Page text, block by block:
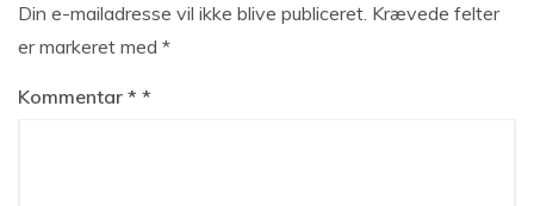
Din e-mailadresse vil ikke blive publiceret. Krævede felter
er markeret med *
Kommentar *